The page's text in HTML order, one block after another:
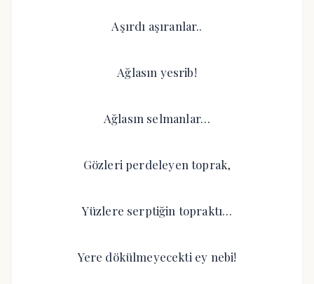
Aşırdı aşıranlar..
Ağlasın yesrib!
Ağlasın selmanlar…
Gözleri perdeleyen toprak,
Yüzlere serptiğin topraktı…
Yere dökülmeyecekti ey nebi!